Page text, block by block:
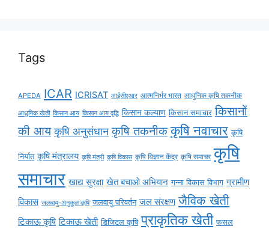
Tags
APEDA ICAR ICRISAT आईसीएआर आत्मनिर्भर भारत आधुनिक कृषि तकनीक
आधुनिक खेती किसान आय किसान आय वृद्धि किसान कल्याण किसान समाचार किसानों
की आय कृषि अनुसंधान कृषि तकनीक कृषि नवाचार कृषि
निर्यात कृषि मंत्रालय कृषि मंत्री कृषि विकास कृषि विज्ञान केंद्र कृषि समाचर कृषि
समाचार खाद्य सुरक्षा खेत बचाओ अभियान गन्ना विकास विभाग ग्रामीण
विकास जलवायु-अनुकूल कृषि जलवायु परिवर्तन जल संरक्षण जैविक खेती
टिकाऊ कृषि टिकाऊ खेती डिजिटल कृषि प्राकृतिक खेती फसल